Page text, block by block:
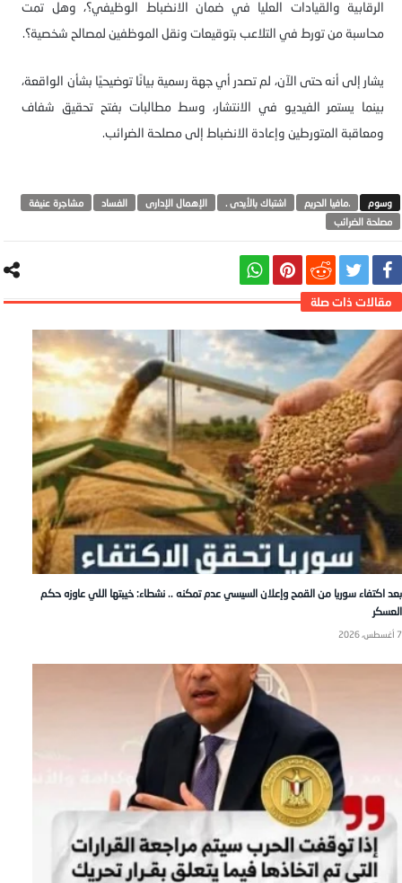
الرقابية والقيادات العليا في ضمان الانضباط الوظيفي؟، وهل تمت
محاسبة من تورط في التلاعب بتوقيعات ونقل الموظفين لمصالح شخصية؟.
يشار إلى أنه حتى الآن، لم تصدر أي جهة رسمية بيانًا توضيحيًا بشأن الواقعة،
بينما يستمر الفيديو في الانتشار، وسط مطالبات بفتح تحقيق شفاف
ومعاقبة المتورطين وإعادة الانضباط إلى مصلحة الضرائب.
.مافيا الحريم اشتباك بالأيدى . الإهمال الإدارى الفساد
مشاجرة عنيفة
مصلحة الضرائب
بعد اكتفاء سوريا من القمح وإعلان السيسي عدم تمكنه .. نشطاء: خيبتها اللي عاوزه حكم
العسكر
7 أغسطس، 2026